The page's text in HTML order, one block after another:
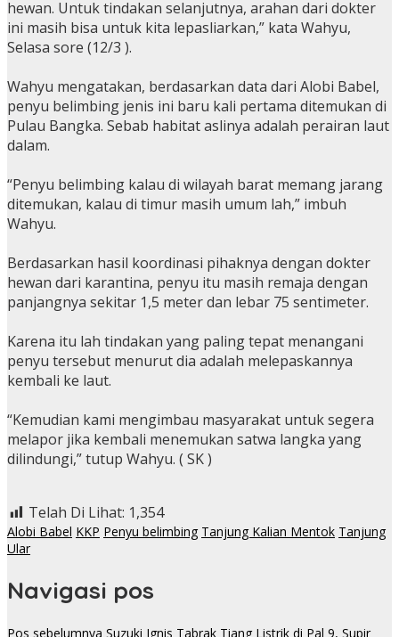
hewan. Untuk tindakan selanjutnya, arahan dari dokter
ini masih bisa untuk kita lepasliarkan,” kata Wahyu,
Selasa sore (12/3 ).
Wahyu mengatakan, berdasarkan data dari Alobi Babel,
penyu belimbing jenis ini baru kali pertama ditemukan di
Pulau Bangka. Sebab habitat aslinya adalah perairan laut
dalam.
“Penyu belimbing kalau di wilayah barat memang jarang
ditemukan, kalau di timur masih umum lah,” imbuh
Wahyu.
Berdasarkan hasil koordinasi pihaknya dengan dokter
hewan dari karantina, penyu itu masih remaja dengan
panjangnya sekitar 1,5 meter dan lebar 75 sentimeter.
Karena itu lah tindakan yang paling tepat menangani
penyu tersebut menurut dia adalah melepaskannya
kembali ke laut.
“Kemudian kami mengimbau masyarakat untuk segera
melapor jika kembali menemukan satwa langka yang
dilindungi,” tutup Wahyu. ( SK )
Telah Di Lihat: 1,354
Alobi Babel KKP Penyu belimbing Tanjung Kalian Mentok Tanjung
Ular
Navigasi pos
Pos sebelumnya Suzuki Ignis Tabrak Tiang Listrik di Pal 9, Supir